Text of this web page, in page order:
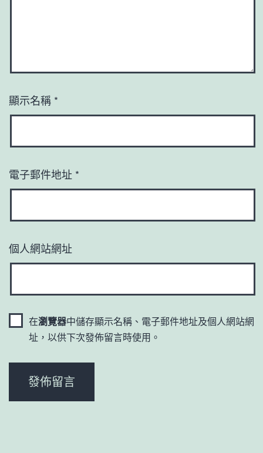
顯示名稱 *
電子郵件地址 *
個人網站網址
在瀏覽器中儲存顯示名稱、電子郵件地址及個人網站網
址，以供下次發佈留言時使用。